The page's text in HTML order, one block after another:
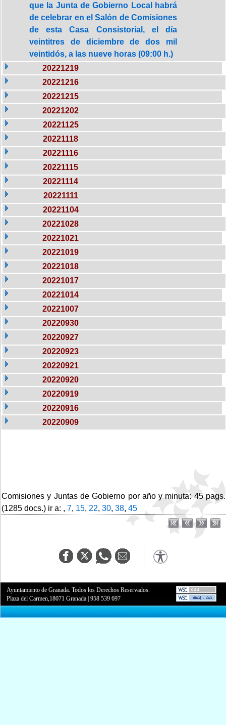
que la Junta de Gobierno Local habrá
de celebrar en el Salón de Comisiones
de esta Casa Consistorial, el día
veintitres de diciembre de dos mil
veintidós, a las nueve horas (09:00 h.)
20221219
20221216
20221215
20221202
20221125
20221118
20221116
20221115
20221114
20221111
20221104
20221028
20221021
20221019
20221018
20221017
20221014
20221007
20220930
20220927
20220923
20220921
20220920
20220919
20220916
20220909
Comisiones y Juntas de Gobierno por año y minuta: 45 pags.
(1285 docs.) ir a: , 7, 15, 22, 30, 38, 45
Ayuntamiento de Granada. Todos los Derechos Reservados.
Plaza del Carmen,18071 Granada |958 539 697